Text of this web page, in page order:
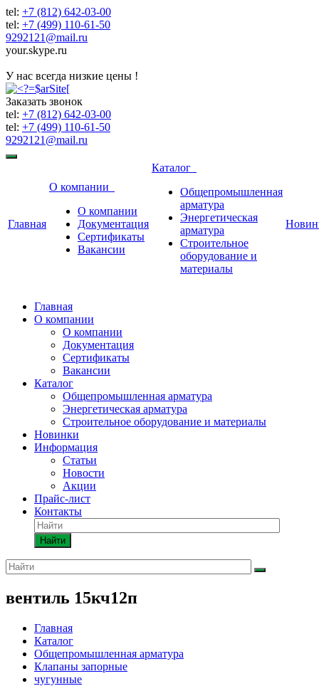
tel: +7 (812) 642-03-00
tel: +7 (499) 110-61-50
9292121@mail.ru
your.skype.ru
У нас всегда низкие цены !
Заказать звонок
tel: +7 (812) 642-03-00
tel: +7 (499) 110-61-50
9292121@mail.ru
Главная
О компании
О компании
Документация
Сертификаты
Вакансии
Каталог
Общепромышленная
арматура
Энергетическая
арматура
Строительное
оборудование и
материалы
Главная
О компании
О компании
Документация
Сертификаты
Вакансии
Каталог
Общепромышленная арматура
Энергетическая арматура
Строительное оборудование и материалы
Новинки
Информация
Статьи
Новости
Акции
Прайс-лист
Контакты
Найти
вентиль 15кч12п
Главная
Каталог
Общепромышленная арматура
Клапаны запорные
чугунные